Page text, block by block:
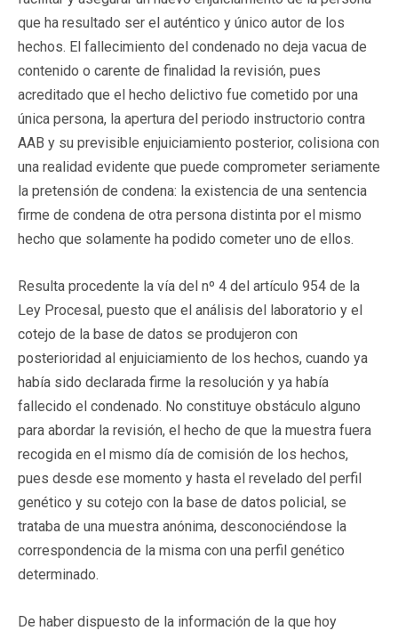
que ha resultado ser el auténtico y único autor de los
hechos. El fallecimiento del condenado no deja vacua de
contenido o carente de finalidad la revisión, pues
acreditado que el hecho delictivo fue cometido por una
única persona, la apertura del periodo instructorio contra
AAB y su previsible enjuiciamiento posterior, colisiona con
una realidad evidente que puede comprometer seriamente
la pretensión de condena: la existencia de una sentencia
firme de condena de otra persona distinta por el mismo
hecho que solamente ha podido cometer uno de ellos.
Resulta procedente la vía del nº 4 del artículo 954 de la
Ley Procesal, puesto que el análisis del laboratorio y el
cotejo de la base de datos se produjeron con
posterioridad al enjuiciamiento de los hechos, cuando ya
había sido declarada firme la resolución y ya había
fallecido el condenado. No constituye obstáculo alguno
para abordar la revisión, el hecho de que la muestra fuera
recogida en el mismo día de comisión de los hechos,
pues desde ese momento y hasta el revelado del perfil
genético y su cotejo con la base de datos policial, se
trataba de una muestra anónima, desconociéndose la
correspondencia de la misma con una perfil genético
determinado.
De haber dispuesto de la información de la que hoy